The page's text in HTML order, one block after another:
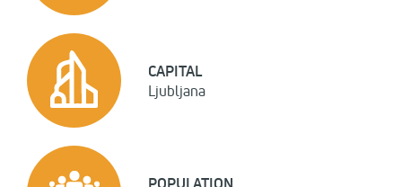
CAPITAL
Ljubljana
POPULATION